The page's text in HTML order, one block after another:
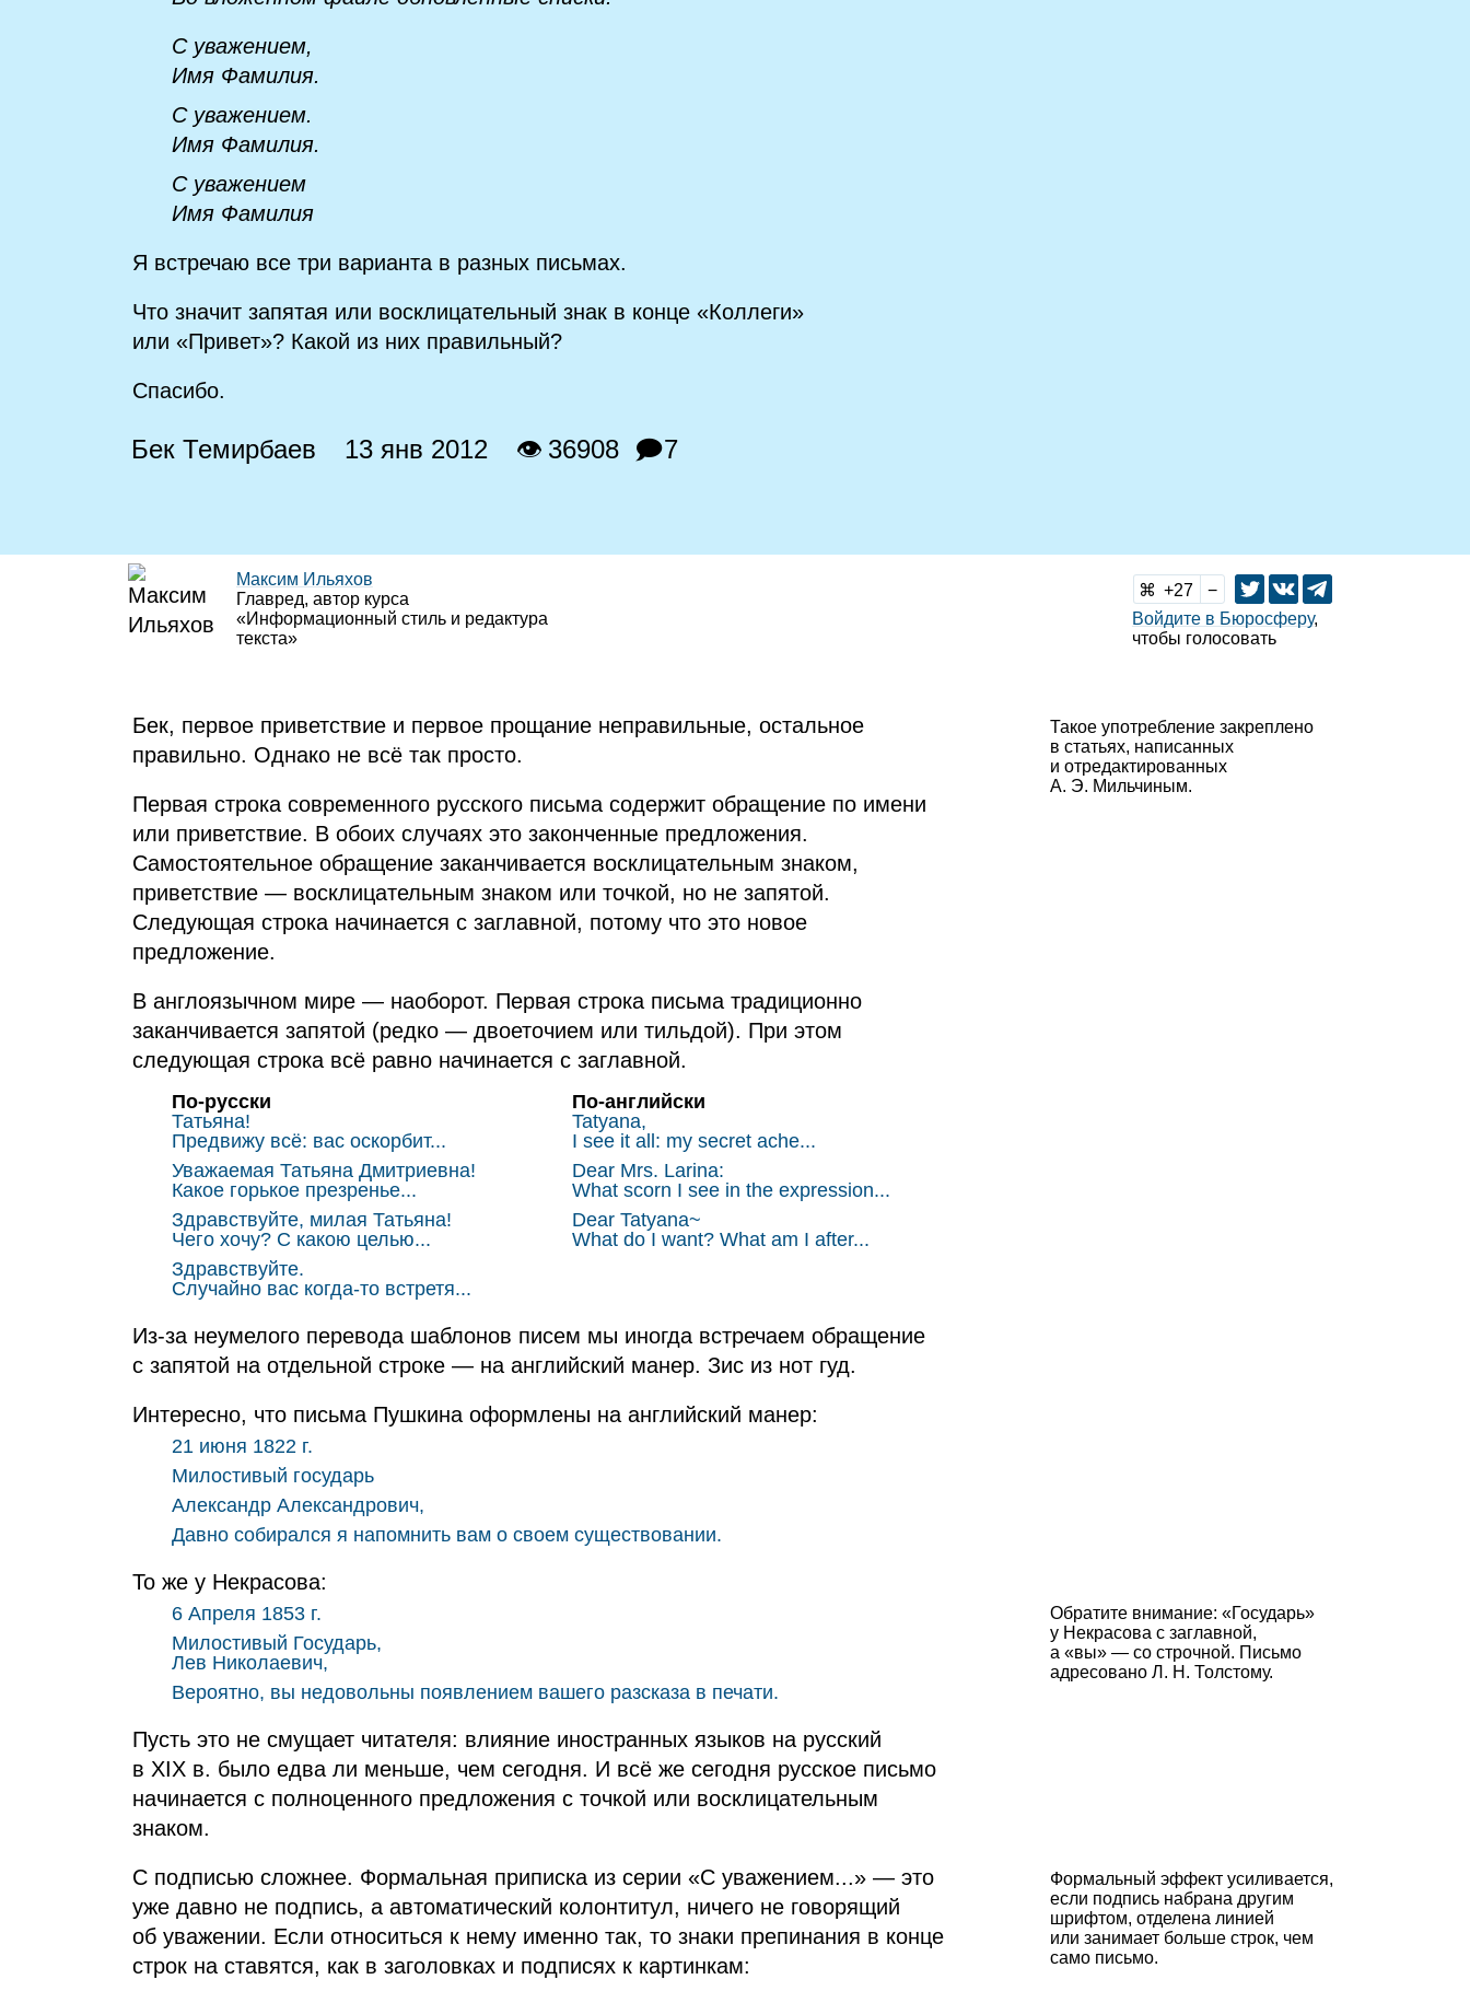
С уважением,
Имя Фамилия.
С уважением.
Имя Фамилия.
С уважением
Имя Фамилия
Я встречаю все три варианта в разных письмах.
Что значит запятая или восклицательный знак в конце «Коллеги»
или «Привет»? Какой из них правильный?
Спасибо.
Бек Темирбаев 13 янв 2012 👁 36908 🗩7
Максим Ильяхов
Главред, автор курса
«Информационный стиль и редактура
текста»
27
Войдите в Бюросферу,
чтобы голосовать
Такое употребление закреплено
в статьях, написанных
и отредактированных
А. Э. Мильчиным.
Бек, первое приветствие и первое прощание неправильные, остальное
правильно. Однако не всё так просто.
Первая строка современного русского письма содержит обращение по имени
или приветствие. В обоих случаях это законченные предложения.
Самостоятельное обращение заканчивается восклицательным знаком,
приветствие — восклицательным знаком или точкой, но не запятой.
Следующая строка начинается с заглавной, потому что это новое
предложение.
В англоязычном мире — наоборот. Первая строка письма традиционно
заканчивается запятой (редко — двоеточием или тильдой). При этом
следующая строка всё равно начинается с заглавной.
По‑русски
Татьяна!
Предвижу всё: вас оскорбит...
По‑английски
Tatyana,
I see it all: my secret ache...
Уважаемая Татьяна Дмитриевна!
Какое горькое презренье...
Dear Mrs. Larina:
What scorn I see in the expression...
Здравствуйте, милая Татьяна!
Чего хочу? С какою целью...
Dear Tatyana~
What do I want? What am I after...
Здравствуйте.
Случайно вас когда‑то встретя...
Из‑за неумелого перевода шаблонов писем мы иногда встречаем обращение
с запятой на отдельной строке — на английский манер. Зис из нот гуд.
Интересно, что письма Пушкина оформлены на английский манер:
21 июня 1822 г.
Милостивый государь
Александр Александрович,
Давно собирался я напомнить вам о своем существовании.
То же у Некрасова:
Обратите внимание: «Государь»
у Некрасова с заглавной,
а «вы» — со строчной. Письмо
адресовано Л. Н. Толстому.
6 Апреля 1853 г.
Милостивый Государь,
Лев Николаевич,
Вероятно, вы недовольны появлением вашего разсказа в печати.
Пусть это не смущает читателя: влияние иностранных языков на русский
в XIXв. было едва ли меньше, чем сегодня. И всё же сегодня русское письмо
начинается с полноценного предложения с точкой или восклицательным
знаком.
Формальный эффект усиливается,
если подпись набрана другим
шрифтом, отделена линией
или занимает больше строк, чем
само письмо.
С подписью сложнее. Формальная приписка из серии «С уважением...» — это
уже давно не подпись, а автоматический колонтитул, ничего не говорящий
об уважении. Если относиться к нему именно так, то знаки препинания в конце
строк на ставятся, как в заголовках и подписях к картинкам: